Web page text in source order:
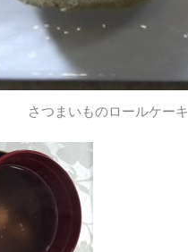
さつまいものロールケーキ